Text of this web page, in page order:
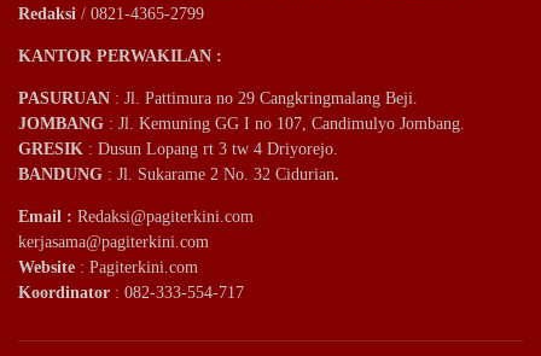
Redaksi / 0821-4365-2799
KANTOR PERWAKILAN :
PASURUAN : Jl. Pattimura no 29 Cangkringmalang Beji.
JOMBANG : Jl. Kemuning GG I no 107, Candimulyo Jombang.
GRESIK : Dusun Lopang rt 3 tw 4 Driyorejo.
BANDUNG : Jl. Sukarame 2 No. 32 Cidurian.
Email : Redaksi@pagiterkini.com
kerjasama@pagiterkini.com
Website : Pagiterkini.com
Koordinator : 082-333-554-717